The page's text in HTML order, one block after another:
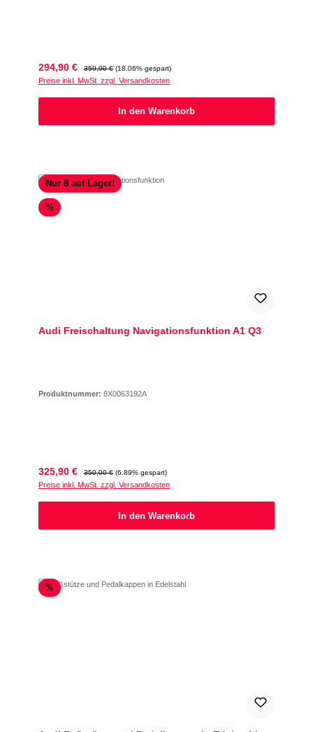
Verkaufspreis:
294,90 € Regulärer Preis:
359,90 € (18.06% gespart)
Preise inkl. MwSt. zzgl. Versandkosten
In den Warenkorb
Nur 8 auf Lager!
%Rabatt
Audi Freischaltung Navigationsfunktion A1 Q3
Produktnummer: 8X0063192A
Verkaufspreis:
325,90 € Regulärer Preis:
350,00 € (6.89% gespart)
Preise inkl. MwSt. zzgl. Versandkosten
In den Warenkorb
%Rabatt